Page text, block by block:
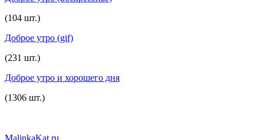
(104 шт.)
Доброе утро (gif)
(231 шт.)
Доброе утро и хорошего дня
(1306 шт.)
MalinkaKat.ru